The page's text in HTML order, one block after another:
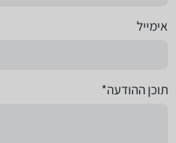
אימייל
תוכן ההודעה*